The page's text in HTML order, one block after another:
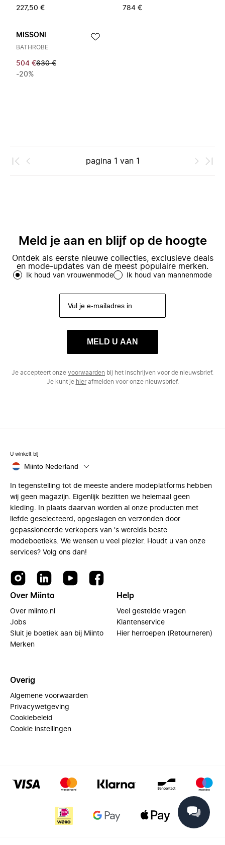
227,50 € 784 €
MISSONI
BATHROBE
504 €630 €
-20%
pagina 1 van 1
Meld je aan en blijf op de hoogte
Ontdek als eerste nieuwe collecties, exclusieve deals
en mode-updates van de meest populaire merken.
Ik houd van vrouwenmode Ik houd van mannenmode
MELD U AAN
Je accepteert onze voorwaarden bij het inschrijven voor de nieuwsbrief.
Je kunt je hierafmelden voor onze nieuwsbrief.
U winkelt bij
Miinto Nederland
In tegenstelling tot de meeste andere modeplatforms hebben
wij geen magazijn. Eigenlijk bezitten we helemaal geen
kleding. In plaats daarvan worden al onze producten met
liefde geselecteerd, opgeslagen en verzonden door
gepassioneerde verkopers van 's werelds beste
modeboetieks. We wensen u veel plezier. Houdt u van onze
services? Volg ons dan!
Over Miinto
Over miinto.nl
Jobs
Sluit je boetiek aan bij Miinto
Merken
Help
Veel gestelde vragen
Klantenservice
Hier herroepen (Retourneren)
Overig
Algemene voorwaarden
Privacywetgeving
Cookiebeleid
Cookie instellingen